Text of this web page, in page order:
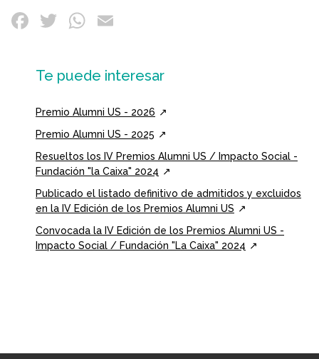
Te puede interesar
Premio Alumni US - 2026
Premio Alumni US - 2025
Resueltos los IV Premios Alumni US / Impacto Social -
Fundación "la Caixa" 2024
Publicado el listado definitivo de admitidos y excluidos
en la IV Edición de los Premios Alumni US
Convocada la IV Edición de los Premios Alumni US -
Impacto Social / Fundación "La Caixa" 2024